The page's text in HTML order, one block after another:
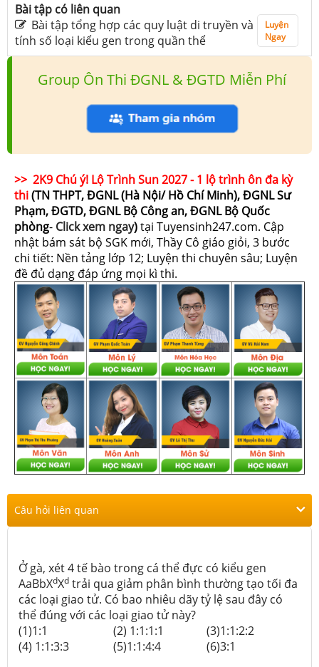
Bài tập có liên quan
Bài tập tổng hợp các quy luật di truyền và
tính số loại kiểu gen trong quần thể
Luyện
Ngay
Group Ôn Thi ĐGNL & ĐGTD Miễn Phí
>> 2K9 Chú ý! Lộ Trình Sun 2027 - 1 lộ trình ôn đa kỳ
thi(TN THPT, ĐGNL (Hà Nội/ Hồ Chí Minh), ĐGNL Sư
Phạm, ĐGTD, ĐGNL Bộ Công an, ĐGNL Bộ Quốc
phòng- Click xem ngay)tại Tuyensinh247.com. Cập
nhật bám sát bộ SGK mới, Thầy Cô giáo giỏi, 3 bước
chi tiết: Nền tảng lớp 12; Luyện thi chuyên sâu; Luyện
đề đủ dạng đáp ứng mọi kì thi.
Câu hỏi liên quan
Ở gà, xét 4 tế bào trong cá thể đực có kiểu gen
AaBbXdXd trải qua giảm phân bình thường tạo tối đa
các loại giao tử. Có bao nhiêu dãy tỷ lệ sau đây có
thể đúng với các loại giao tử này?
(1)1:1
(2) 1:1:1:1
(3)1:1:2:2
(4) 1:1:3:3
(5)1:1:4:4 (6)3:1